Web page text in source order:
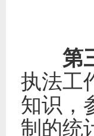
第
执法工
知识，
制的统